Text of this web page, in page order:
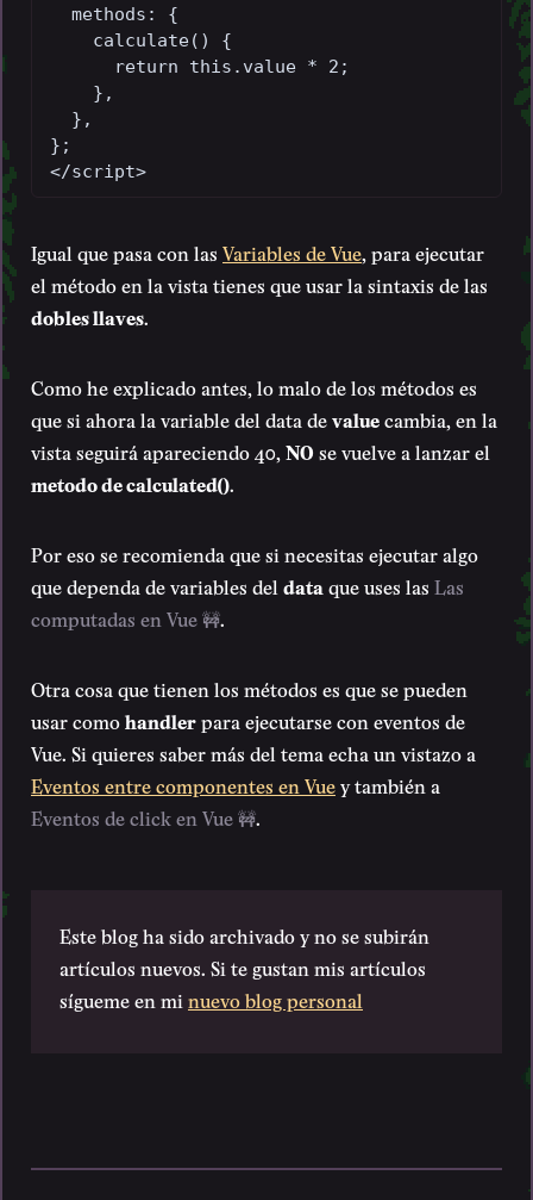
  methods: {
    calculate() {
      return this.value * 2;
    },
  },
};
</script>
Igual que pasa con las Variables de Vue, para ejecutar
el método en la vista tienes que usar la sintaxis de las
dobles llaves.
Como he explicado antes, lo malo de los métodos es
que si ahora la variable del data devaluecambia, en la
vista seguirá apareciendo 40, NO se vuelve a lanzar el
metodo de calculated().
Por eso se recomienda que si necesitas ejecutar algo
que dependa de variables del data que uses las Las
computadas en Vue 🚧.
Otra cosa que tienen los métodos es que se pueden
usar comohandlerpara ejecutarse con eventos de
Vue. Si quieres saber más del tema echa un vistazo a
Eventos entre componentes en Vuey también a
Eventos de click en Vue 🚧.
Este blog ha sido archivado y no se subirán
artículos nuevos. Si te gustan mis artículos
sígueme en mi nuevo blog personal